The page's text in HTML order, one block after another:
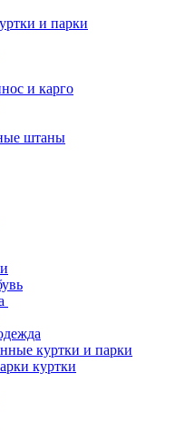
и парки
и карго
штаны
куртки и парки
куртки